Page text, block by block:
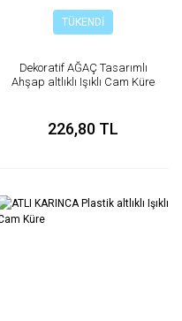
TÜKENDİ
Dekoratif AĞAÇ Tasarımlı
Ahşap altlıklı Işıklı Cam Küre
226,80 TL